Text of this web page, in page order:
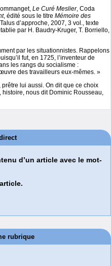
Le Curé Meslier, Coda
, édité sous le titre Mémoire des
d’approche, 2007, 3 vol., texte
par H. Baudry-Kruger, T. Borriello,
par les situationnistes. Rappelons
fut, en 1725, l’inventeur de
les rangs du socialisme :
des travailleurs eux-mêmes. »
prêtre lui aussi. On dit que ce choix
nous dit Dominic Rousseau,
d’un article avec le mot-
rubrique